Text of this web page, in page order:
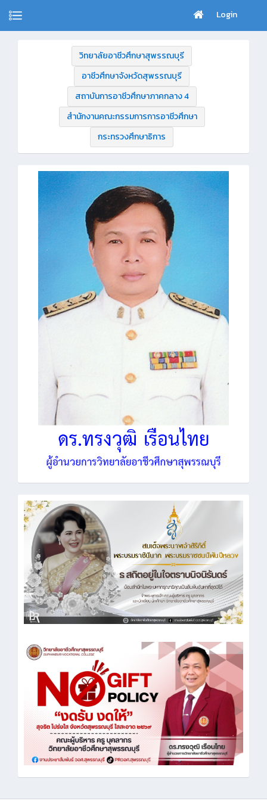
Login
วิทยาลัยอาชีวศึกษาสุพรรณบุรี
อาชีวศึกษาจังหวัดสุพรรณบุรี
สถาบันการอาชีวศึกษาภาคกลาง 4
สำนักงานคณะกรรมการการอาชีวศึกษา
กระทรวงศึกษาธิการ